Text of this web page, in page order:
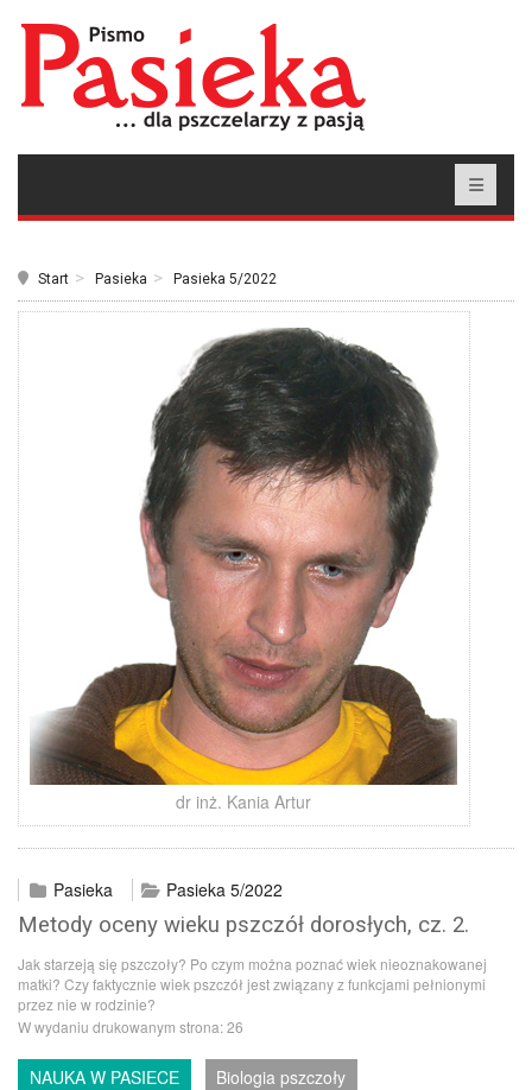
Start Pasieka Pasieka 5/2022
dr inż. Kania Artur
Pasieka Pasieka 5/2022
Metody oceny wieku pszczół dorosłych, cz. 2.
Jak starzeją się pszczoły? Po czym można poznać wiek nieoznakowanej
matki? Czy faktycznie wiek pszczół jest związany z funkcjami pełnionymi
przez nie w rodzinie?
W wydaniu drukowanym strona:26
NAUKA W PASIECE
Biologia pszczoły